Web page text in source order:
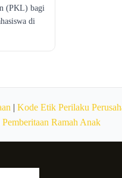
(PKL) bagi
di
| Kode Etik Perilaku
Pemberitaan Ramah Anak